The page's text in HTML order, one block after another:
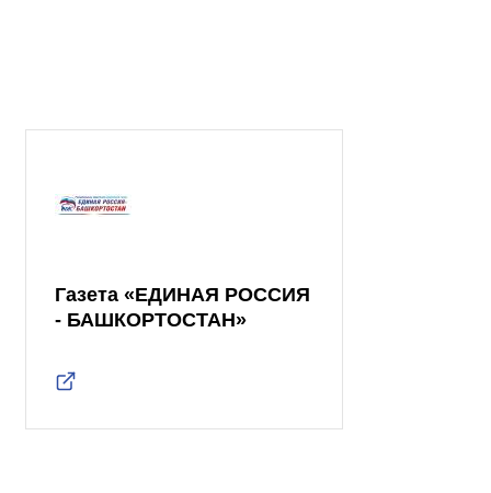
Газета «ЕДИНАЯ РОССИЯ
- БАШКОРТОСТАН»